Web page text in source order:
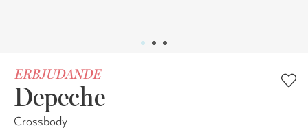
ERBJUDANDE
Depeche
Crossbody